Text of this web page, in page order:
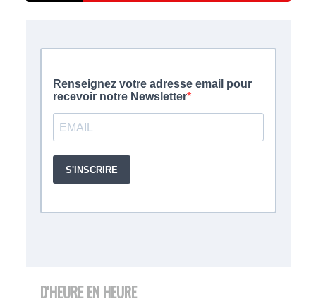
D'HEURE EN HEURE